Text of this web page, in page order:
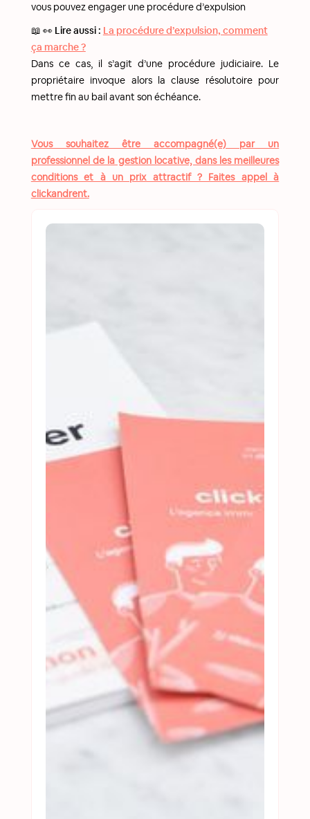
vous pouvez engager une procédure d’expulsion
📖 👀 Lire aussi : La procédure d’expulsion, comment
ça marche ?
Dans ce cas, il s’agit d’une procédure judiciaire. Le
propriétaire invoque alors la clause résolutoire pour
mettre fin au bail avant son échéance.
Vous souhaitez être accompagné(e) par un
professionnel de la gestion locative, dans les meilleures
conditions et à un prix attractif ? Faites appel à
clickandrent.